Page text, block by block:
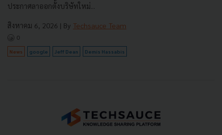
ประกาศลาออกตั้งบริษัทใหม่...
สิงหาคม 6, 2026 | By Techsauce Team
0
News google Jeff Dean Demis Hassabis